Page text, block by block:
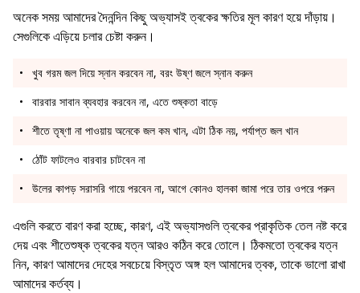
অনেক সময় আমাদের দৈনন্দিন কিছু অভ্যাসই ত্বকের ক্ষতির মূল কারণ হয়ে দাঁড়ায়।
সেগুলিকে এড়িয়ে চলার চেষ্টা করুন।
খুব গরম জল দিয়ে স্নান করবেন না, বরং উষ্ণ জলে স্নান করুন
বারবার সাবান ব্যবহার করবেন না, এতে শুষ্কতা বাড়ে
শীতে তৃষ্ণা না পাওয়ায় অনেকে জল কম খান, এটা ঠিক নয়, পর্যাপ্ত জল খান
ঠোঁট ফাটলেও বারবার চাটবেন না
উলের কাপড় সরাসরি গায়ে পরবেন না, আগে কোনও হালকা জামা পরে তার ওপরে পরুন
এগুলি করতে বারণ করা হচ্ছে, কারণ, এই অভ্যাসগুলি ত্বকের প্রাকৃতিক তেল নষ্ট করে
দেয় এবং শীতেশুষ্ক ত্বকের যত্ন আরও কঠিন করে তোলে। ঠিকমতো ত্বকের যত্ন
নিন, কারণ আমাদের দেহের সবচেয়ে বিস্তৃত অঙ্গ হল আমাদের ত্বক, তাকে ভালো রাখা
আমাদের কর্তব্য।